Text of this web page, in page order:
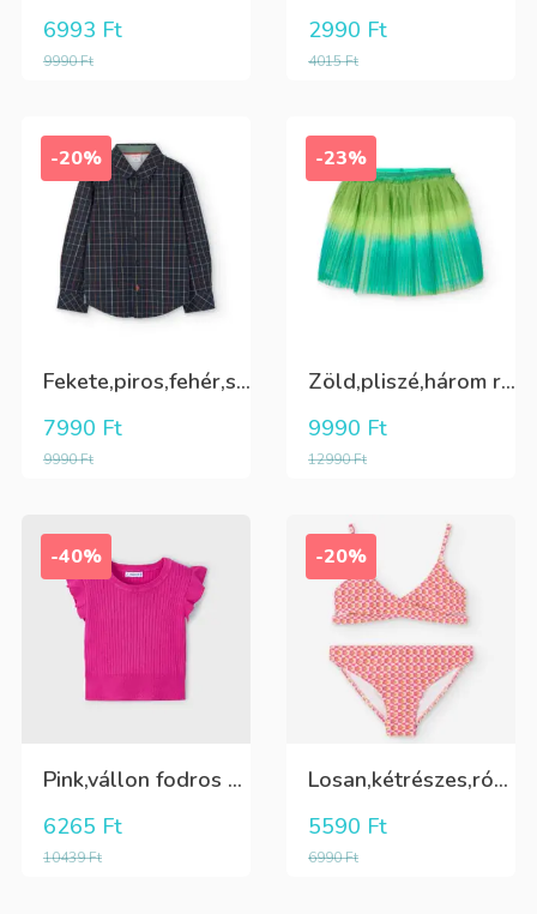
9990Ft
6993 Ft
4015Ft
2990 Ft
-20%
Fekete,piros,fehér,sárga kockás ing
9990Ft
7990 Ft
-23%
Zöld,pliszé,három rétegű(alatta csillogó tüll+kiwizöld vászon) szoknya
12990Ft
9990 Ft
-40%
Pink,vállon fodros csini lány kötött póló
10439Ft
6265 Ft
-20%
Losan,kétrészes,rózsaszín,sárga,krém színű fürdőruha
6990Ft
5590 Ft